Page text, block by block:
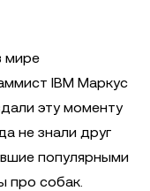
мире
IBM Маркус
эту моменту
не знали друг
популярными
про собак.